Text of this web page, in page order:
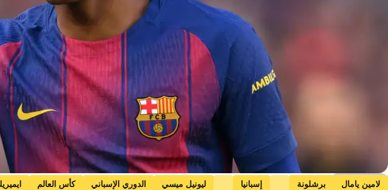
Getty Images
لامين يامال برشلونة إسبانيا ليونيل ميسي الدوري الإسباني كأس العالم